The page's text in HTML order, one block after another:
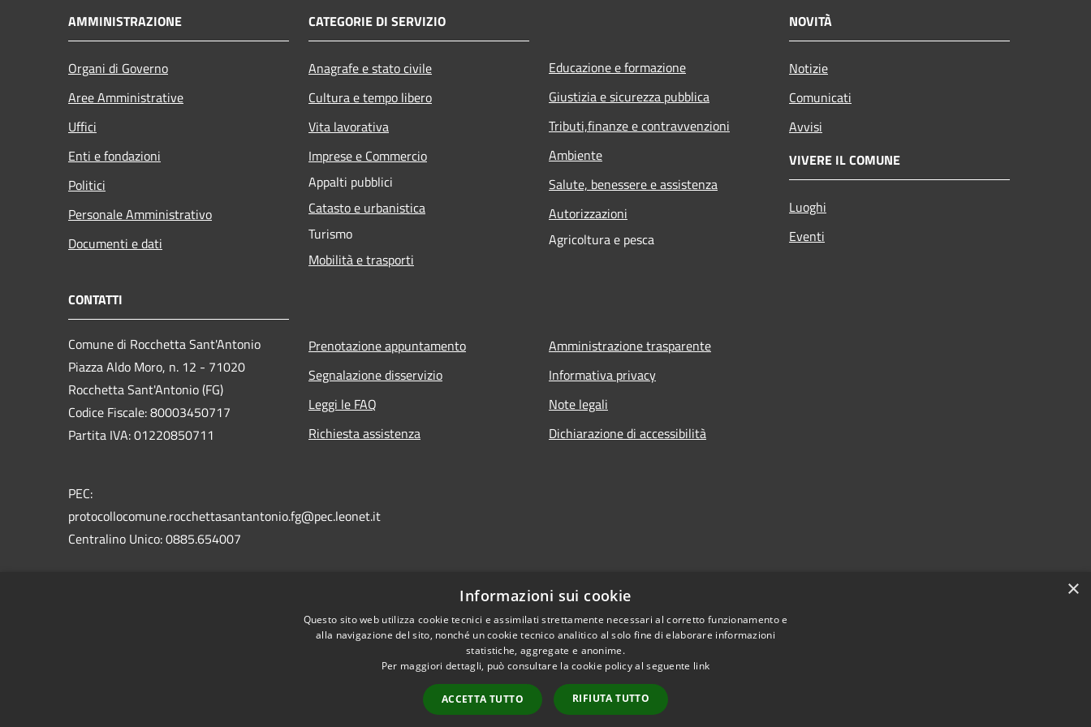
AMMINISTRAZIONE
Organi di Governo
Aree Amministrative
Uffici
Enti e fondazioni
Politici
Personale Amministrativo
Documenti e dati
CATEGORIE DI SERVIZIO
Anagrafe e stato civile
Cultura e tempo libero
Vita lavorativa
Imprese e Commercio
Appalti pubblici
Catasto e urbanistica
Turismo
Mobilità e trasporti
Educazione e formazione
Giustizia e sicurezza pubblica
Tributi,finanze e contravvenzioni
Ambiente
Salute, benessere e assistenza
Autorizzazioni
Agricoltura e pesca
NOVITÀ
Notizie
Comunicati
Avvisi
VIVERE IL COMUNE
Luoghi
Eventi
CONTATTI
Comune di Rocchetta Sant'Antonio
Piazza Aldo Moro, n. 12 - 71020
Rocchetta Sant'Antonio (FG)
Codice Fiscale: 80003450717
Partita IVA: 01220850711
PEC:
protocollocomune.rocchettasantantonio.fg@pec.leonet.it
Centralino Unico: 0885.654007
Prenotazione appuntamento
Segnalazione disservizio
Leggi le FAQ
Richiesta assistenza
Amministrazione trasparente
Informativa privacy
Note legali
Dichiarazione di accessibilità
Extranet
Copyright © 2026 • Comune di Rocchetta Sant'Antonio • Powered by
×
Informazioni sui cookie
Questo sito web utilizza cookie tecnici e assimilati strettamente necessari al corretto funzionamento e
alla navigazione del sito, nonché un cookie tecnico analitico al solo fine di elaborare informazioni
statistiche, aggregate e anonime.
Per maggiori dettagli, può consultare la cookie policy al seguente link
ACCETTA TUTTO RIFIUTA TUTTO